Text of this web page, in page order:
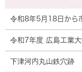
令和8年5月18日から
令和7年度 広島工業
下津河内丸山鉄穴跡